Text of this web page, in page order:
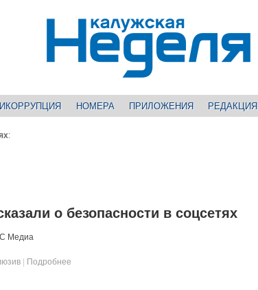
НОМЕРА ПРИЛОЖЕНИЯ РЕДАКЦИЯ
:
о безопасности в соцсетях
Медиа
Подробнее